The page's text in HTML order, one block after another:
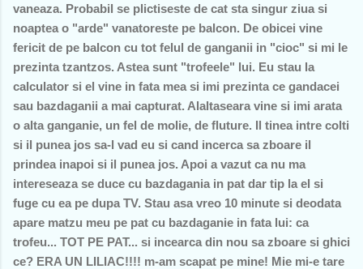
vaneaza. Probabil se plictiseste de cat sta singur ziua si
noaptea o "arde" vanatoreste pe balcon. De obicei vine
fericit de pe balcon cu tot felul de ganganii in "cioc" si mi le
prezinta tzantzos. Astea sunt "trofeele" lui. Eu stau la
calculator si el vine in fata mea si imi prezinta ce gandacei
sau bazdaganii a mai capturat. Alaltaseara vine si imi arata
o alta ganganie, un fel de molie, de fluture. Il tinea intre colti
si il punea jos sa-l vad eu si cand incerca sa zboare il
prindea inapoi si il punea jos. Apoi a vazut ca nu ma
intereseaza se duce cu bazdagania in pat dar tip la el si
fuge cu ea pe dupa TV. Stau asa vreo 10 minute si deodata
apare matzu meu pe pat cu bazdaganie in fata lui: ca
trofeu... TOT PE PAT... si incearca din nou sa zboare si ghici
ce? ERA UN LILIAC!!!! m-am scapat pe mine! Mie mi-e tare